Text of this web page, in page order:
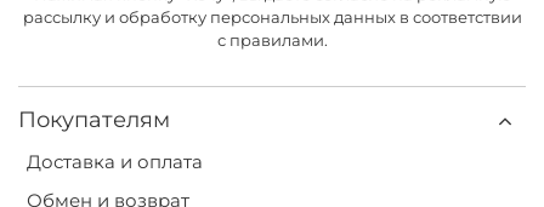
Покупателям
Доставка и оплата
Обмен и возврат
рассылку и обработку персональных данных в соответствии
с правилами.